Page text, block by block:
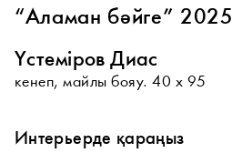
“Аламан бәйге” 2025
Үстеміров Диас
кенеп, майлы бояу. 40 х 95
Интерьерде қараңыз